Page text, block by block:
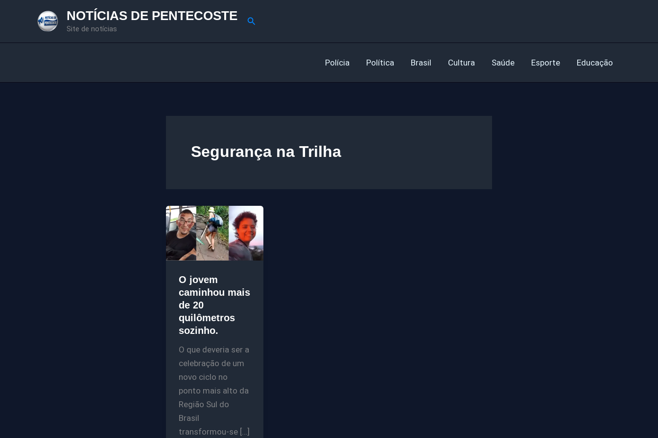
NOTÍCIAS DE PENTECOSTE
Site de notícias
Pesquisar
Polícia Política Brasil Cultura Saúde Esporte Educação
Segurança na Trilha
O jovem
caminhou mais
de 20
quilômetros
sozinho.
O que deveria ser a
celebração de um
novo ciclo no
ponto mais alto da
Região Sul do
Brasil
transformou-se […]